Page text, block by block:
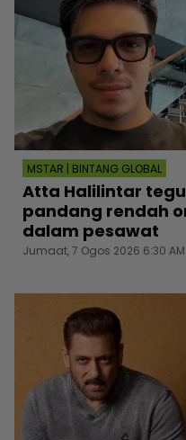
MSTAR | BINTANG GLOBAL
Atta Halilintar
pandang rendah
dalam pesawat
Jumaat, 7 Ogos 2026 6:30 AM